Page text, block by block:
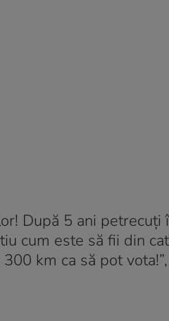
După 5 ani
cum este să fii din
km ca să pot